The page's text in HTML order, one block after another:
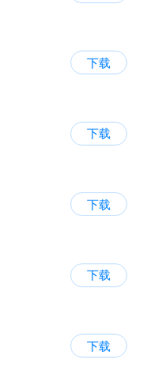
下载
下载
下载
下载
下载